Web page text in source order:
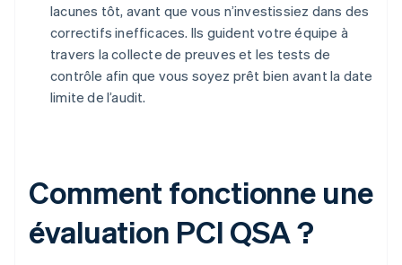
lacunes tôt, avant que vous n’investissiez dans des
correctifs inefficaces. Ils guident votre équipe à
travers la collecte de preuves et les tests de
contrôle afin que vous soyez prêt bien avant la date
limite de l’audit.
Comment fonctionne une
évaluation PCI QSA ?